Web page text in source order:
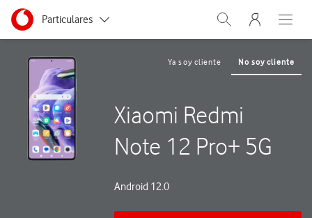
Ir a la pagina principal de vodafone.es
Menu navegación Segmento
Particulares
Autónomos
Pymes
Grandes empresas
y AA.PP.
Abrir buscador. Abre
Abre
Ya soy cliente No soy cliente
Xiaomi Redmi
Note 12 Pro+ 5G
Android 12.0